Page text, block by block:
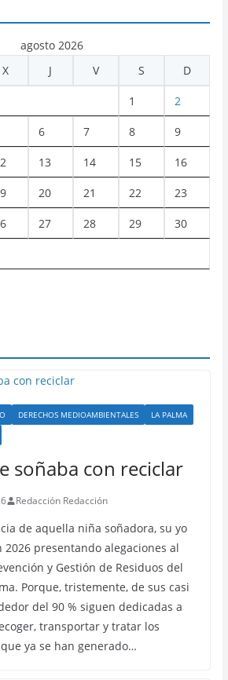
agosto 2026
X J V S D
1 2
6 7 8 9
13 14 15 16
20 21 22 23
27 28 29 30
DERECHOS MEDIOAMBIENTALES
LA PALMA
soñaba con reciclar
Redacción Redacción
de aquella niña soñadora, su yo
presentando alegaciones al
y Gestión de Residuos del
Porque, tristemente, de sus casi
del 90 % siguen dedicadas a
transportar y tratar los
ya se han generado…